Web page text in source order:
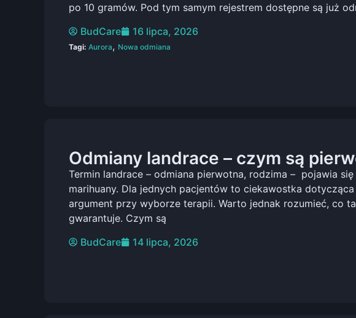
po 10 gramów. Pod tym samym rejestrem dostępne są już
BudCare
16 lipca, 2026
Tagi: Aurora, Nowa odmiana
Odmiany landrace – czym są
Termin landrace – odmiana pierwotna, rodzima – pojawia
marihuany. Dla jednych pacjentów to ciekawostka
argument przy wyborze terapii. Warto jednak rozumieć, co
gwarantuje. Czym są
BudCare
14 lipca, 2026